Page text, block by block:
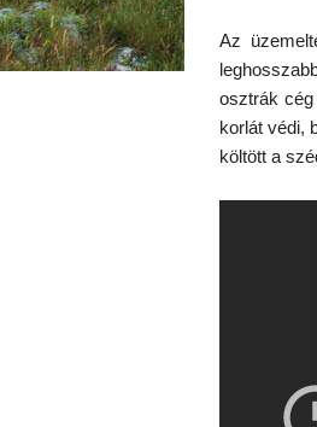
Az
osztrák
korlát védi,
költött a